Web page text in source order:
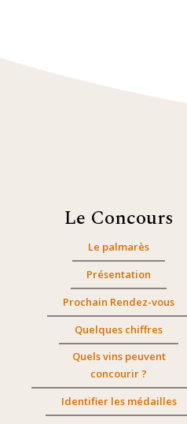
Le Concours
Le palmarès
Présentation
Prochain Rendez-vous
Quelques chiffres
Quels vins peuvent
concourir ?
Identifier les médailles